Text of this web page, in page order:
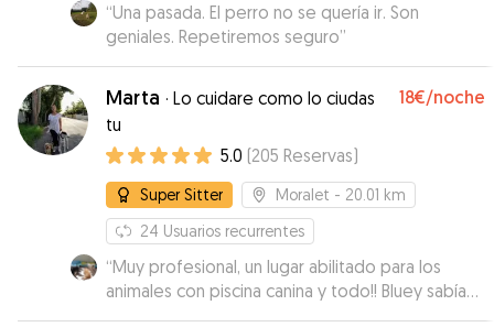
“Una pasada. El perro no se quería ir. Son
geniales. Repetiremos seguro”
Marta · Lo cuidare como lo ciudas
tu
18€/noche
5.0 (205 Reservas)
Super Sitter Moralet - 20.01 km
24 Usuarios recurrentes
“Muy profesional, un lugar abilitado para los
animales con piscina canina y todo!! Bluey sabía
que lo iba a pasar muy bien. Contesta muy